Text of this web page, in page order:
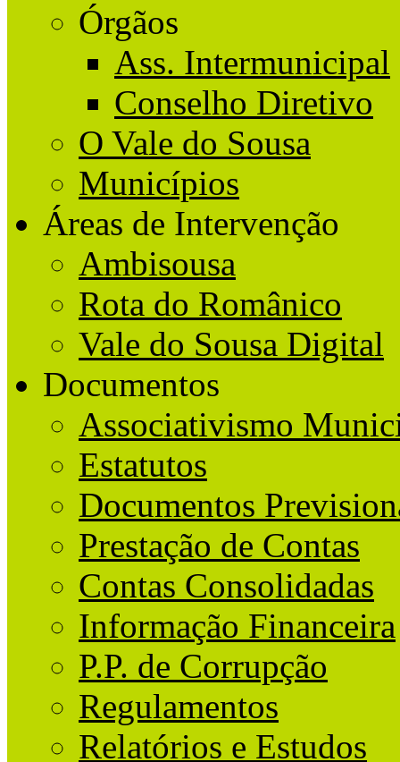
Órgãos
Ass. Intermunicipal
Conselho Diretivo
O Vale do Sousa
Municípios
Áreas de Intervenção
Ambisousa
Rota do Românico
Vale do Sousa Digital
Documentos
Associativismo
Estatutos
Documentos
Prestação de Contas
Contas Consolidadas
Informação Financeira
P.P. de Corrupção
Regulamentos
Relatórios e Estudos